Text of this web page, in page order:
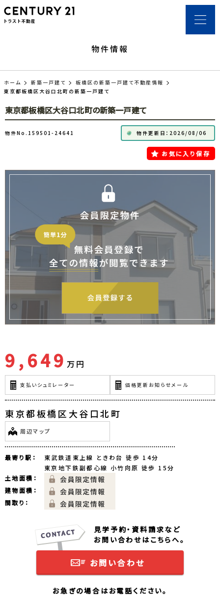
物件情報
ホーム 新築一戸建て
板橋区の新築一戸建て不動産情報
東京都板橋区大谷口北町の新築一戸建て
東京都板橋区大谷口北町の新築一戸建て
物件No.159501-24641 物件更新日：2026/08/06
お気に入り保存
9,649 万円
支払いシュミレーター 価格更新お知らせメール
東京都板橋区大谷口北町
周辺マップ
最寄り駅：
東武鉄道東上線 ときわ台 徒歩 14分
東京地下鉄副都心線 小竹向原 徒歩 15分
土地面積：
建物面積：
間取り：
見学予約・資料請求など
お問い合わせはこちらへ。
お問い合わせ
お急ぎの場合はお電話ください。